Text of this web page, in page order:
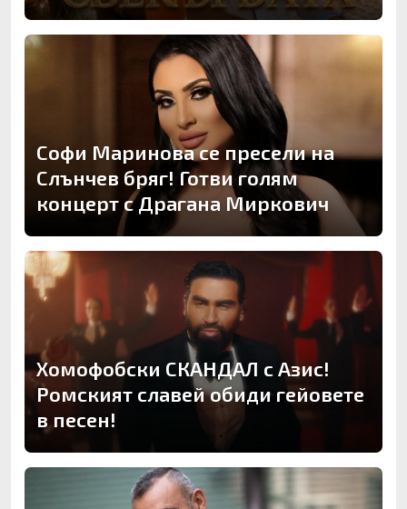
Софи Маринова се пресели на
Слънчев бряг! Готви голям
концерт с Драгана Миркович
Хомофобски СКАНДАЛ с Азис!
Ромският славей обиди гейовете
в песен!